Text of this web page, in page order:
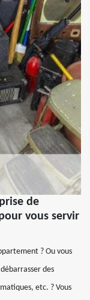
de
vous servir
? Ou vous
des
etc. ? Vous